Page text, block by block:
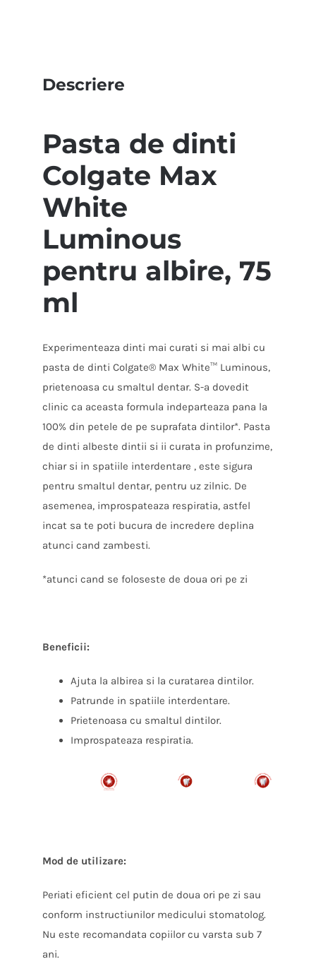
Descriere
Pasta de dinti
Colgate Max
White
Luminous
pentru albire, 75
ml
Experimenteaza dinti mai curati si mai albi cu
pasta de dinti Colgate® Max White™ Luminous,
prietenoasa cu smaltul dentar. S-a dovedit
clinic ca aceasta formula indeparteaza pana la
100% din petele de pe suprafata dintilor*. Pasta
de dinti albeste dintii si ii curata in profunzime,
chiar si in spatiile interdentare , este sigura
pentru smaltul dentar, pentru uz zilnic. De
asemenea, improspateaza respiratia, astfel
incat sa te poti bucura de incredere deplina
atunci cand zambesti.
*atunci cand se foloseste de doua ori pe zi
Beneficii:
Ajuta la albirea si la curatarea dintilor.
Patrunde in spatiile interdentare.
Prietenoasa cu smaltul dintilor.
Improspateaza respiratia.
Mod de utilizare:
Periati eficient cel putin de doua ori pe zi sau
conform instructiunilor medicului stomatolog.
Nu este recomandata copiilor cu varsta sub 7
ani.